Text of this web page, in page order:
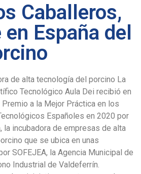
Caballeros,
España del
de alta tecnología del porcino La
Tecnológico Aula Dei recibió en
a la Mejor Práctica en los
Españoles en 2020 por
la incubadora de empresas de alta
que se ubica en unas
SOFEJEA, la Agencia Municipal de
Industrial de Valdeferrín.